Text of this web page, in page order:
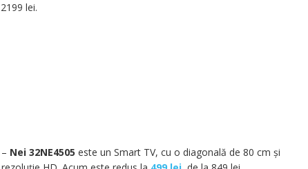
2199 lei.
– Nei 32NE4505 este un Smart TV, cu o diagonală de 80 cm și